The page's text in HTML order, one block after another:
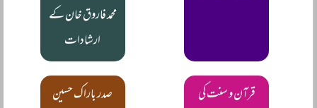
محمد فاروق خان کے
ارشادات
قرآن و سنت کی
صدر باراک حسین